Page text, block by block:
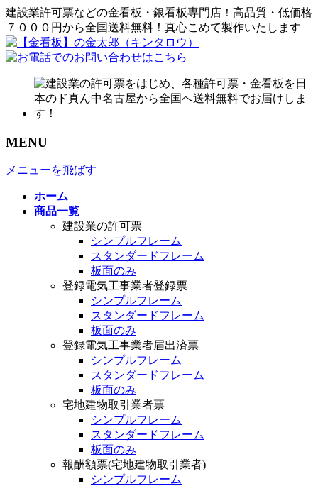
建設業許可票などの金看板・銀看板専門店！高品質・低価格
７０００円から全国送料無料！真心こめて製作いたします
MENU
メニューを飛ばす
ホーム
商品一覧
建設業の許可票
シンプルフレーム
スタンダードフレーム
板面のみ
登録電気工事業者登録票
シンプルフレーム
スタンダードフレーム
板面のみ
登録電気工事業者届出済票
シンプルフレーム
スタンダードフレーム
板面のみ
宅地建物取引業者票
シンプルフレーム
スタンダードフレーム
板面のみ
報酬額票(宅地建物取引業者)
シンプルフレーム